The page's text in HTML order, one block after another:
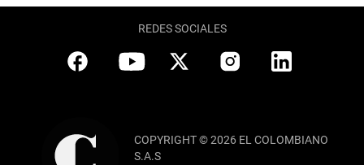
REDES SOCIALES
COPYRIGHT © 2026 EL COLOMBIANO
S.A.S